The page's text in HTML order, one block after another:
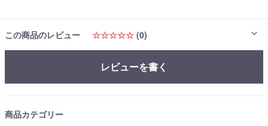
この商品のレビュー ☆☆☆☆☆ (0)
レビューを書く
商品カテゴリー